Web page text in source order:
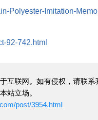
Polyester-Imitation-
92-742.html
互联网。如有侵权，请联系
站立场。
post/3954.html